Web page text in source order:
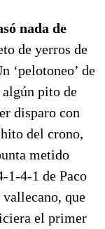
nada de
de yerros de
‘pelotoneo’ de
algún pito de
disparo con
del crono,
metido
1-4-1 de Paco
que
el primer